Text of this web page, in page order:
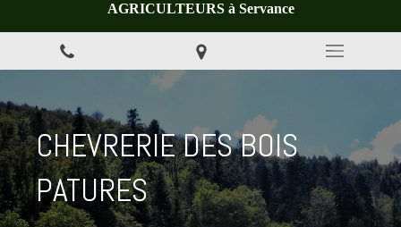
AGRICULTEURS à Servance
CHEVRERIE DES BOIS
PATURES